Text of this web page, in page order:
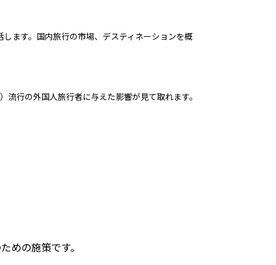
ます。国内旅行の市場、デスティネーションを概
行の外国人旅行者に与えた影響が見て取れます。
の施策です。